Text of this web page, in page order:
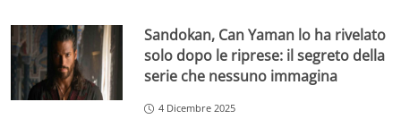
Sandokan, Can Yaman lo ha rivelato
solo dopo le riprese: il segreto della
serie che nessuno immagina
4 Dicembre 2025